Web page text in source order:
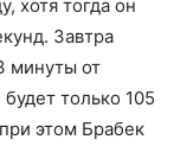
хотя тогда он
Завтра
минуты от
только 105
этом Брабек